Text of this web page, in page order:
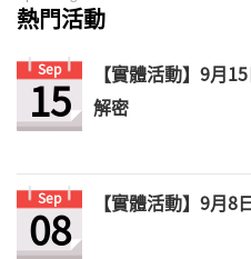
熱門活動
Sep
15
【實體活動】9月
解密
Sep
08 【實體活動】9月